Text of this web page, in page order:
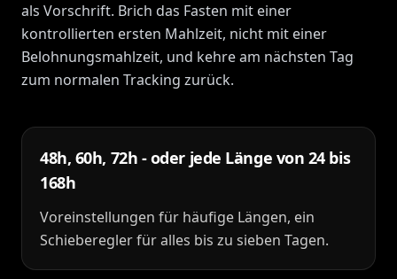
als Vorschrift. Brich das Fasten mit einer
kontrollierten ersten Mahlzeit, nicht mit einer
Belohnungsmahlzeit, und kehre am nächsten Tag
zum normalen Tracking zurück.
48h, 60h, 72h - oder jede Länge von 24 bis
168h
Voreinstellungen für häufige Längen, ein
Schieberegler für alles bis zu sieben Tagen.